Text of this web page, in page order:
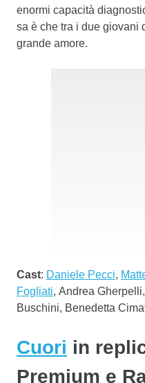
enormi capacità
sa è che tra i due giovani
grande amore.
Cast: Daniele Pecci,
Fogliati, Andrea
Buschini, Benedetta
Cuori in
Premium e